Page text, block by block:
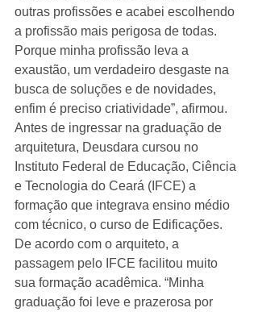
outras profissões e acabei escolhendo
a profissão mais perigosa de todas.
Porque minha profissão leva a
exaustão, um verdadeiro desgaste na
busca de soluções e de novidades,
enfim é preciso criatividade”, afirmou.
Antes de ingressar na graduação de
arquitetura, Deusdara cursou no
Instituto Federal de Educação, Ciência
e Tecnologia do Ceará (IFCE) a
formação que integrava ensino médio
com técnico, o curso de Edificações.
De acordo com o arquiteto, a
passagem pelo IFCE facilitou muito
sua formação acadêmica. “Minha
graduação foi leve e prazerosa por